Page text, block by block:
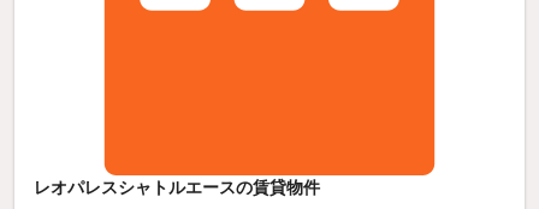
レオパレスシャトルエースの賃貸物件